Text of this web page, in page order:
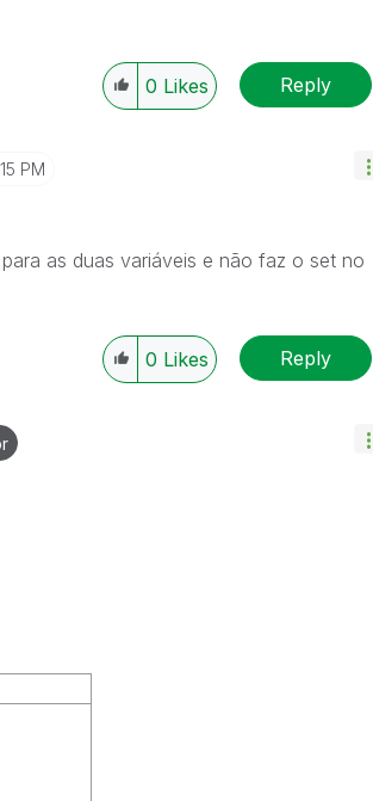
0 Likes Reply
PM
as duas variáveis e não faz o set no
0 Likes Reply